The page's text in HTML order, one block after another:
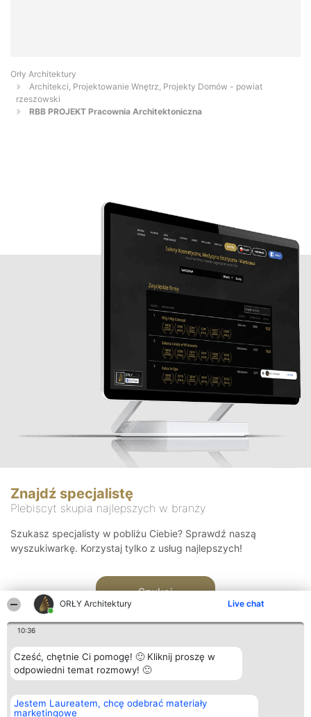
ORŁY Architektury Live chat
10:36
Cześć, chętnie Ci pomogę! 🙂 Kliknij proszę w
odpowiedni temat rozmowy! 🙂
Jestem Laureatem, chcę odebrać materiały
marketingowe
Orły Architektury
Architekci, Projektowanie Wnętrz, Projekty Domów - powiat
rzeszowski
RBB PROJEKT Pracownia Architektoniczna
Znajdź specjalistę
Plebiscyt skupia najlepszych w branży
Szukasz specjalisty w pobliżu Ciebie? Sprawdź naszą
wyszukiwarkę. Korzystaj tylko z usług najlepszych!
Szukaj
Organizator plebiscytu
Bright Side Solutions sp. z o.
o. sp. k.
Plebiscyt
Laureaci
Kontakt
Kontakt